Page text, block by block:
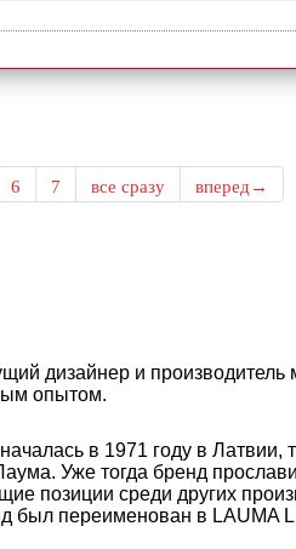
6 7 все сразу вперед→
дизайнер и
опытом.
в 1971 году в
Уже тогда бренд
позиции среди других
был переименован в LAUMA